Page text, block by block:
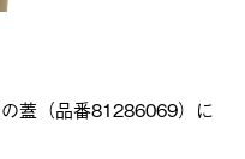
蓋（品番81286069）に